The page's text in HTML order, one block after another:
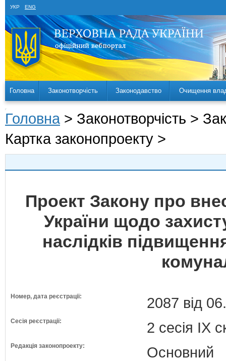
УКР ENG
Головна Законотворчість Законодавство Очищення
Головна > Законотворчість >
Картка законопроекту >
Проект Закону про
України щодо
наслідків
Номер, дата реєстрації: 2087 від
Сесія реєстрації: 2 сесія IX
Редакція законопроекту: Основний